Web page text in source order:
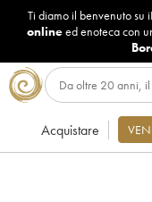
Ti diamo il benvenuto
onlineed enoteca con
Acquistare